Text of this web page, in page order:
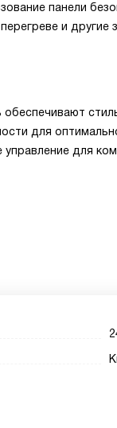
панели
и другие
для
для